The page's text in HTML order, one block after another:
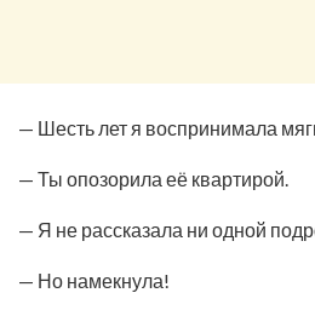
— Шесть лет я воспринимала
— Ты опозорила её квартирой.
— Я не рассказала ни одной
— Но намекнула!